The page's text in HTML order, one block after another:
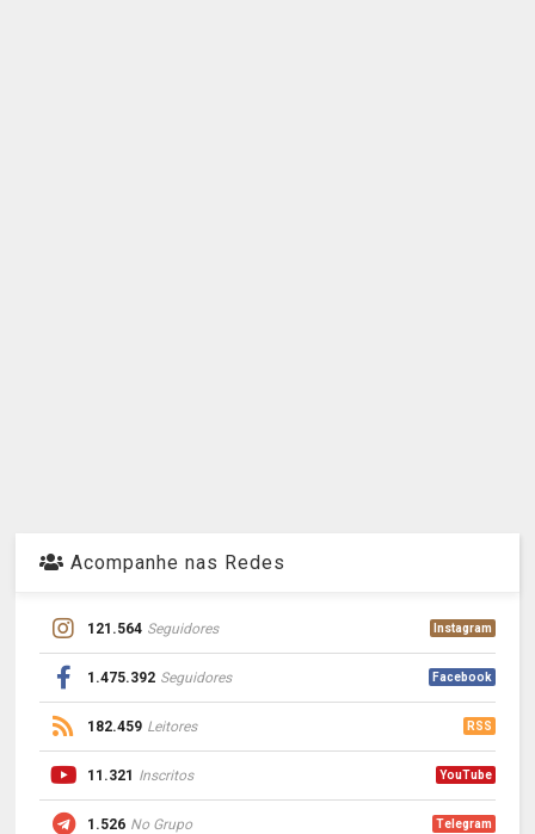
Acompanhe nas Redes
121.564 Seguidores Instagram
1.475.392 Seguidores Facebook
182.459 Leitores RSS
11.321 Inscritos YouTube
1.526 No Grupo Telegram